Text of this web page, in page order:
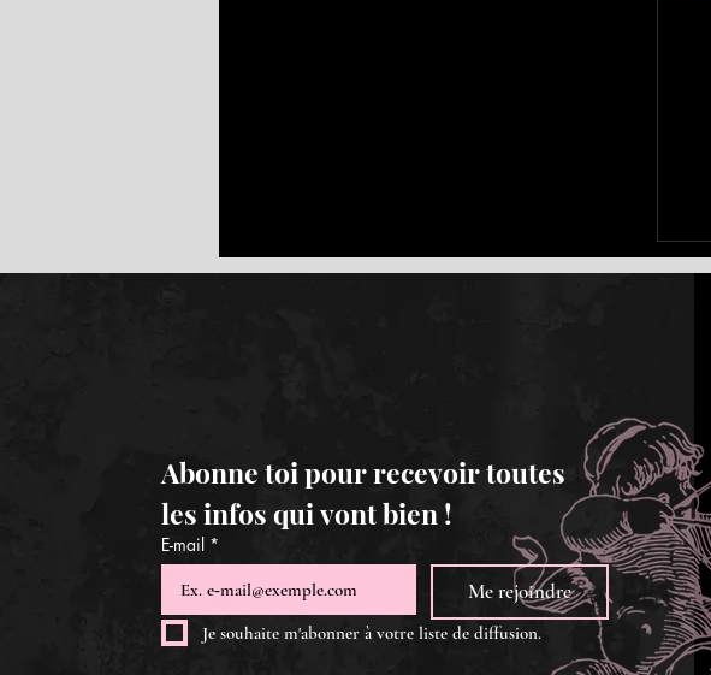
Abonne toi pour recevoir toutes
les infos qui vont bien !
E-mail *
Me rejoindre
Je souhaite m'abonner à votre liste de diffusion.